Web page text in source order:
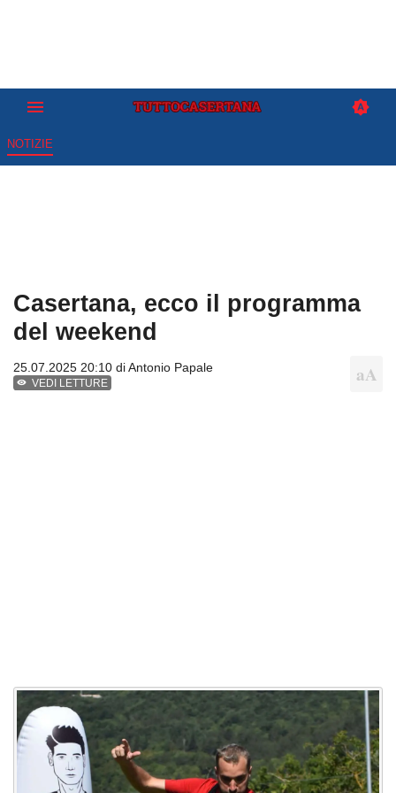
NOTIZIE
Casertana, ecco il programma
del weekend
25.07.2025 20:10 diAntonio Papale
VEDI LETTURE